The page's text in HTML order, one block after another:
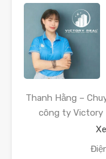
Thanh Hằng –
công ty Victory